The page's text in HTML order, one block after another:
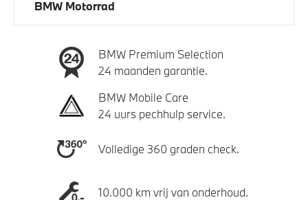
BMW Motorrad
BMW Premium Selection
24 maanden garantie.
BMW Mobile Care
24 uurs pechhulp service.
Volledige 360 graden check.
10.000 km vrij van onderhoud.